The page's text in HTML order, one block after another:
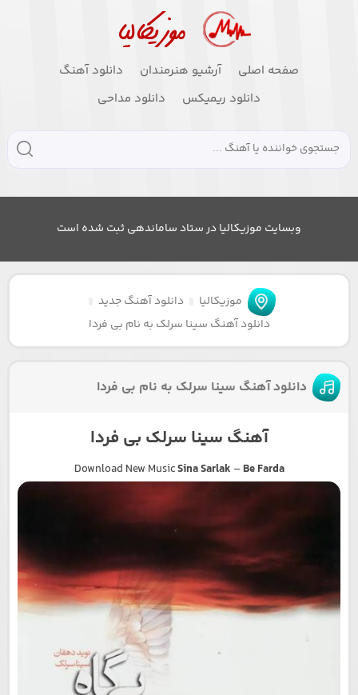
صفحه اصلی آرشیو هنرمندان
دانلود آهنگ
دانلود ریمیکس
دانلود مداحی
وبسایت موزیکالیا در ستاد ساماندهی ثبت شده است
موزیکالیا
دانلود آهنگ جدید
دانلود آهنگ سینا سرلک به نام بی فردا
دانلود آهنگ سینا سرلک به نام بی فردا
آهنگ سینا سرلک بی فردا
Download New MusicSina Sarlak – Be Farda